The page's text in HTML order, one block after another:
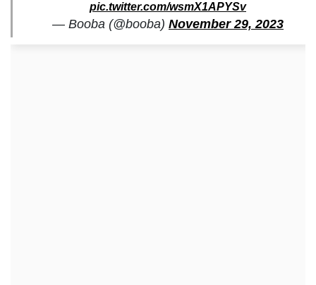
pic.twitter.com/wsmX1APYSv
— Booba (@booba) November 29, 2023